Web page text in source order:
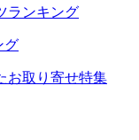
ランキング
グ
お取り寄せ特集